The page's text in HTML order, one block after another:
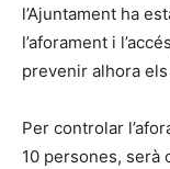
l’Ajuntament ha
l’aforament i
prevenir alhora
Per controlar
10 persones, serà